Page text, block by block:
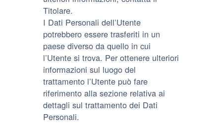
Titolare.
I Dati Personali dell’Utente
potrebbero essere trasferiti in un
paese diverso da quello in cui
l’Utente si trova. Per ottenere ulteriori
informazioni sul luogo del
trattamento l’Utente può fare
riferimento alla sezione relativa ai
dettagli sul trattamento dei Dati
Personali.